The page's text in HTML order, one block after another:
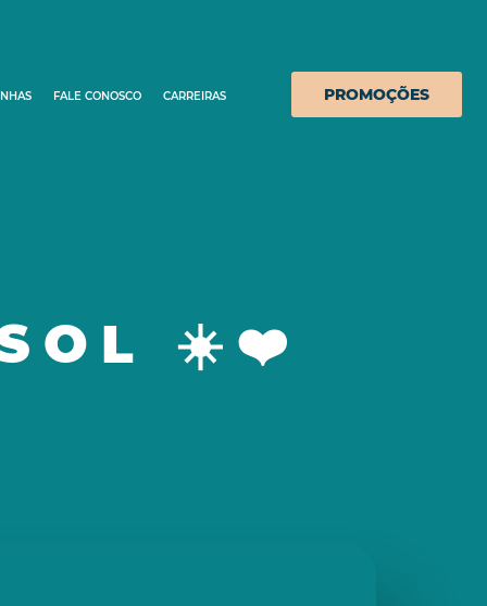
FALE CONOSCO CARREIRAS PROMOÇÕES
☀️❤️